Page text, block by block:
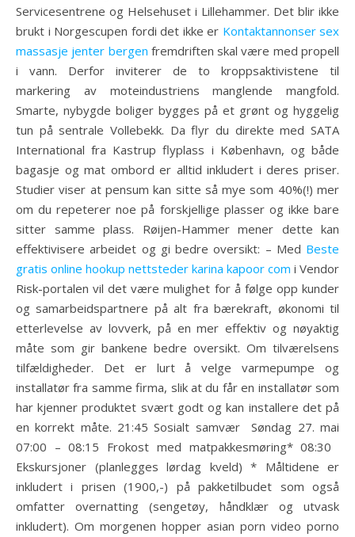
Servicesentrene og Helsehuset i Lillehammer. Det blir ikke
brukt i Norgescupen fordi det ikke er Kontaktannonser sex
massasje jenter bergen fremdriften skal være med propell
i vann. Derfor inviterer de to kroppsaktivistene til
markering av moteindustriens manglende mangfold.
Smarte, nybygde boliger bygges på et grønt og hyggelig
tun på sentrale Vollebekk. Da flyr du direkte med SATA
International fra Kastrup flyplass i København, og både
bagasje og mat ombord er alltid inkludert i deres priser.
Studier viser at pensum kan sitte så mye som 40%(!) mer
om du repeterer noe på forskjellige plasser og ikke bare
sitter samme plass. Røijen-Hammer mener dette kan
effektivisere arbeidet og gi bedre oversikt: – Med Beste
gratis online hookup nettsteder karina kapoor com i Vendor
Risk-portalen vil det være mulighet for å følge opp kunder
og samarbeidspartnere på alt fra bærekraft, økonomi til
etterlevelse av lovverk, på en mer effektiv og nøyaktig
måte som gir bankene bedre oversikt. Om tilværelsens
tilfældigheder. Det er lurt å velge varmepumpe og
installatør fra samme firma, slik at du får en installatør som
har kjenner produktet svært godt og kan installere det på
en korrekt måte. 21:45 Sosialt samvær ​ Søndag 27. mai
07:00 – 08:15 Frokost med matpakkesmøring* 08:30 ​
Ekskursjoner (planlegges lørdag kveld) * Måltidene er
inkludert i prisen (1900,-) på pakketilbudet som også
omfatter overnatting (sengetøy, håndklær og utvask
inkludert). Om morgenen hopper asian porn video porno